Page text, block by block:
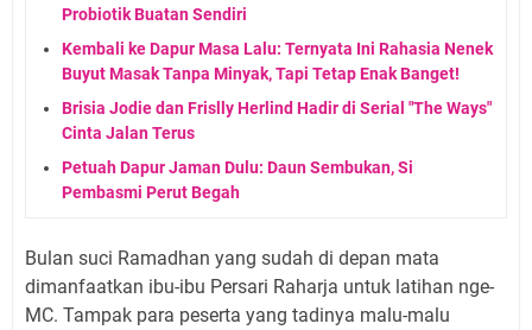
Probiotik Buatan Sendiri
Kembali ke Dapur Masa Lalu: Ternyata Ini Rahasia Nenek
Buyut Masak Tanpa Minyak, Tapi Tetap Enak Banget!
Brisia Jodie dan Frislly Herlind Hadir di Serial "The Ways"
Cinta Jalan Terus
Petuah Dapur Jaman Dulu: Daun Sembukan, Si
Pembasmi Perut Begah
Bulan suci Ramadhan yang sudah di depan mata
dimanfaatkan ibu-ibu Persari Raharja untuk latihan nge-
MC. Tampak para peserta yang tadinya malu-malu